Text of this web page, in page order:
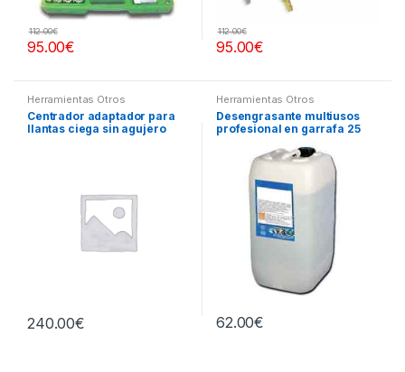
95.00€
112.00€
95.00€
112.00€
Herramientas Otros
Centrador adaptador para
llantas ciega sin agujero
240.00€
Herramientas Otros
Desengrasante multiusos
profesional en garrafa 25
62.00€